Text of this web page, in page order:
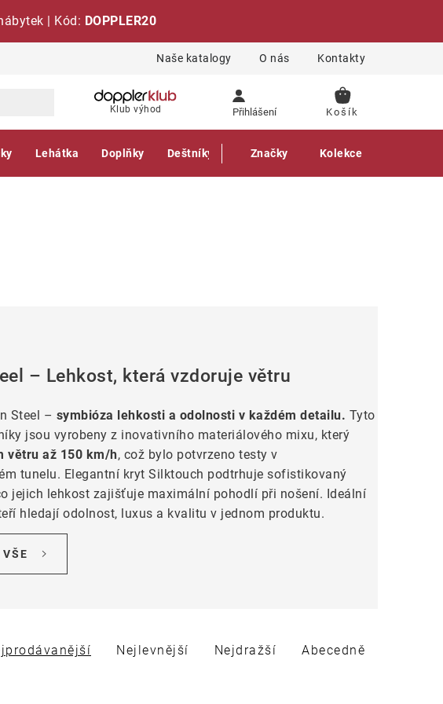
| Kód: DOPPLER20
Naše katalogy O nás Kontakty
Klub výhod Přihlášení
NÁKUPNÍ
Lehátka Doplňky Deštníky Gastro produkty
Značky Kolekce
– Lehkost, která vzdoruje větru
Steel – symbióza lehkosti a odolnosti v každém detailu. Tyto
jsou vyrobeny z inovativního materiálového mixu, který
větru až 150 km/h, což bylo potvrzeno testy v
tunelu. Elegantní kryt Silktouch podtrhuje sofistikovaný
jejich lehkost zajišťuje maximální pohodlí při nošení. Ideální
hledají odolnost, luxus a kvalitu v jednom produktu.
Nejlevnější Nejdražší Abecedně